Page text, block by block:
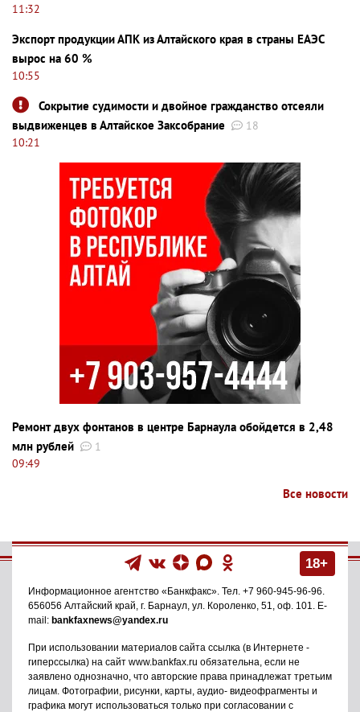
11:32
Экспорт продукции АПК из Алтайского края в страны ЕАЭС
вырос на 60 %
10:55
Сокрытие судимости и двойное гражданство отсеяли
выдвиженцев в Алтайское Заксобрание
18
10:21
Ремонт двух фонтанов в центре Барнаула обойдется в 2,48
млн рублей
1
09:49
Все новости
18+
Информационное агентство «Банкфакс» . Тел. +7 960-945-96-96
656056 Алтайский край, г. Барнаул ул. Короленко, 51, оф. 101
. E-
mail: bankfaxnews@yandex.ru
При использовании материалов сайта ссылка (в Интернете -
гиперссылка) на сайт www.bankfax.ru обязательна, если не
заявлено однозначно, что авторские права принадлежат третьим
лицам. Фотографии, рисунки, карты, аудио- видеофрагменты и
графика могут использоваться только при согласовании с